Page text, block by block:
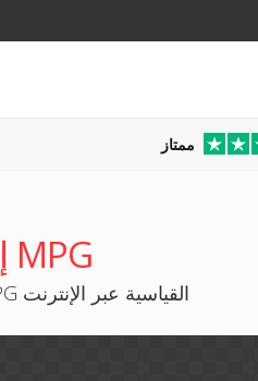
ممتاز
محول F4V إلى MPG
تحويل فيديو F4V Flash إلى صيغة MPG القياسية عبر الإنترنت